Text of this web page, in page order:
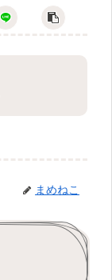
まめねこ